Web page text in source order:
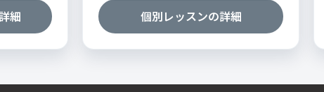
細 個別レッスンの詳細